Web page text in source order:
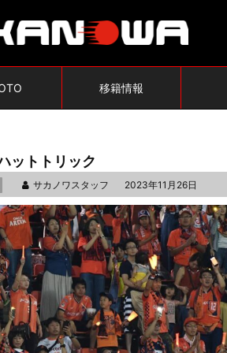
移籍情報
ットトリック
サカノワスタッフ 2023年11月26日